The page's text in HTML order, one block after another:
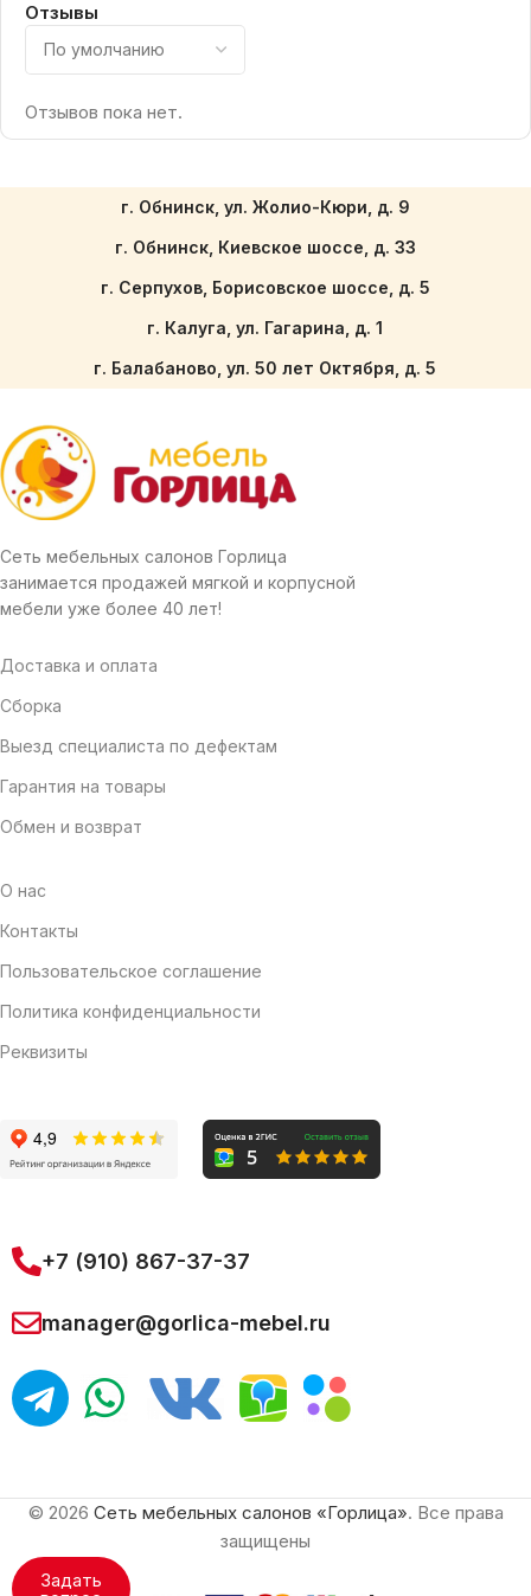
Отзывы
Отзывов пока нет.
г. Обнинск, ул. Жолио-Кюри, д. 9
г. Обнинск, Киевское шоссе, д. 33
г. Серпухов, Борисовское шоссе, д. 5
г. Калуга, ул. Гагарина, д. 1
г. Балабаново, ул. 50 лет Октября, д. 5
Сеть мебельных салонов Горлица
занимается продажей мягкой и корпусной
мебели уже более 40 лет!
Доставка и оплата
Сборка
Выезд специалиста по дефектам
Гарантия на товары
Обмен и возврат
О нас
Контакты
Пользовательское соглашение
Политика конфиденциальности
Реквизиты
+7 (910) 867-37-37
manager@gorlica-mebel.ru
Задать
© 2026 Сеть мебельных салонов «Горлица». Все права
защищены